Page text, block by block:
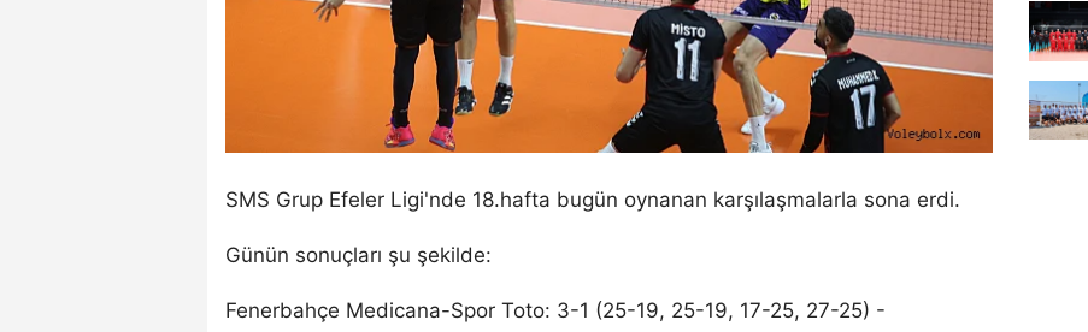
SMS Grup Efeler Ligi'nde 18.hafta bugün oynanan karşılaşmalarla sona erdi.
Günün sonuçları şu şekilde:
Fenerbahçe Medicana-Spor Toto: 3-1 (25-19, 25-19, 17-25, 27-25) -